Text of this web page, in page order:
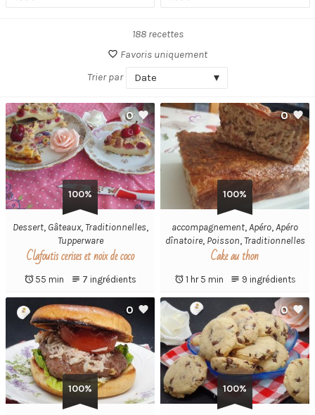
188 recettes
Favoris uniquement
Trier par
Date
100%
0
Dessert, Gâteaux,Traditionnelles,
Tupperware
Clafoutis cerises et noix de coco
55 min 7 ingrédients
100%
0
accompagnement,Apéro,Apéro
dînatoire, Poisson,Traditionnelles
Cake au thon
1 hr 5 min 9 ingrédients
100%
0
100%
0